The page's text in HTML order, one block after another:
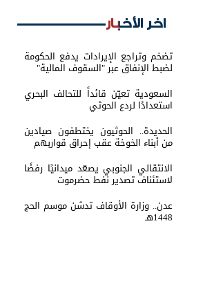
اخر الأخبار
تضخم وتراجع الإيرادات يدفع الحكومة
لضبط الإنفاق عبر "السقوف المالية"
السعودية تعيّن قائداً للتحالف البحري
استعدادًا لردع الحوثي
الحديدة.. الحوثيون يختطفون صيادين
من أبناء الخوخة عقب إحراق قواربهم
الانتقالي الجنوبي يصعّد ميدانيًا رفضًا
لاستئناف تصدير نفط حضرموت
عدن.. وزارة الأوقاف تدشن موسم الحج
1448هـ